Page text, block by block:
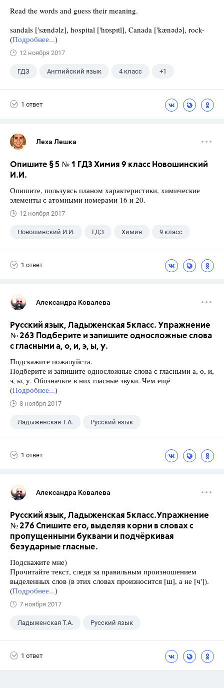
Read the words and guess their meaning.
sandals ['sændəlz], hospital ['hɒspɪtl], Canada ['kænədə], rock-
(Подробнее...)
12 ноября 2017
ГДЗ Английский язык 4 класс +1
1 ответ
Леха Лешка
Опишите § 5 № 1 ГДЗ Химия 9 класс Новошинский
И.И.
Опишите, пользуясь планом характеристики, химические
элементы с атомными номерами 16 и 20.
12 ноября 2017
Новошинский И.И. ГДЗ Химия 9 класс
1 ответ
Александра Ковалева
Русский язык, Ладыженская 5класс. Упражнение
№ 263 Подберите и запишите односложные слова
с гласными а, о, и, э, ы, у.
Подскажите пожалуйста.
Подберите и запишите односложные слова с гласными а, о, и,
э, ы, у. Обозначьте в них гласные звуки. Чем ещё
(Подробнее...)
8 ноября 2017
Ладыженская Т.А. Русский язык
1 ответ
Александра Ковалева
Русский язык, Ладыженская 5класс.Упражнение
№ 276 Спишите его, выделяя корни в словах с
пропущенными буквами и подчёркивая
безударные гласные.
Подскажите мне)
Прочитайте текст, следя за правильным произношением
выделенных слов (в этих словах произносится [ш], а не [ч']).
(Подробнее...)
7 ноября 2017
Ладыженская Т.А. Русский язык
1 ответ